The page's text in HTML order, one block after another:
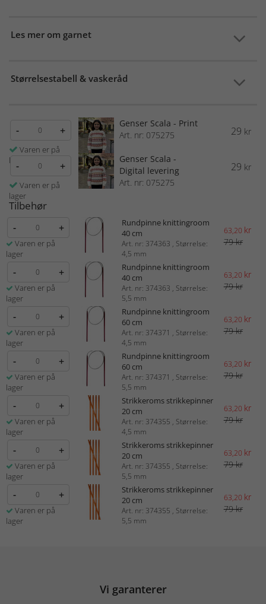
Les mer om garnet
Størrelsestabell & vaskeråd
- +
Varen er på
lager
Genser Scala - Print
Art. nr: 075275
29 kr
- +
Varen er på
lager
Genser Scala -
Digital levering
Art. nr: 075275
29 kr
Tilbehør
- +
Varen er på
lager
Rundpinne knittingroom
40 cm
Art. nr: 374363 , Størrelse:
4,5 mm
63,20 kr
79 kr
- +
Varen er på
lager
Rundpinne knittingroom
40 cm
Art. nr: 374363 , Størrelse:
5,5 mm
63,20 kr
79 kr
- +
Varen er på
lager
Rundpinne knittingroom
60 cm
Art. nr: 374371 , Størrelse:
4,5 mm
63,20 kr
79 kr
- +
Varen er på
lager
Rundpinne knittingroom
60 cm
Art. nr: 374371 , Størrelse:
5,5 mm
63,20 kr
79 kr
- +
Varen er på
lager
Strikkeroms strikkepinner
20 cm
Art. nr: 374355 , Størrelse:
4,5 mm
63,20 kr
79 kr
- +
Varen er på
lager
Strikkeroms strikkepinner
20 cm
Art. nr: 374355 , Størrelse:
5,5 mm
63,20 kr
79 kr
- +
Varen er på
lager
Strikkeroms strikkepinner
20 cm
Art. nr: 374355 , Størrelse:
5,5 mm
63,20 kr
79 kr
Vi garanterer